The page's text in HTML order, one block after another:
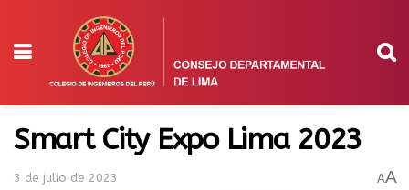
Smart City Expo Lima 2023
3 de julio de 2023 AA